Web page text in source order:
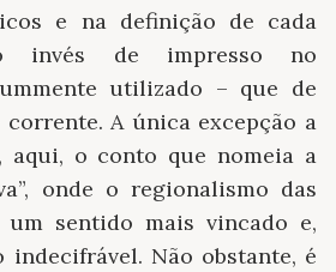
e na definição de cada
invés de impresso no
utilizado – que de
A única excepção a
aqui, o conto que nomeia a
onde o regionalismo das
um sentido mais vincado e,
indecifrável. Não obstante, é